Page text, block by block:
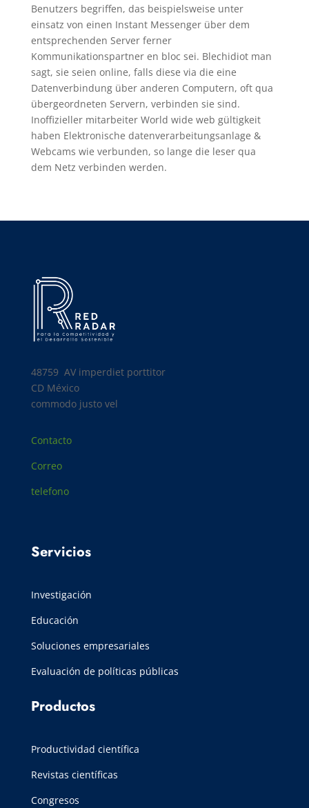
Benutzers begriffen, das beispielsweise unter
einsatz von einen Instant Messenger über dem
entsprechenden Server ferner
Kommunikationspartner en bloc sei. Blechidiot man
sagt, sie seien online, falls diese via die eine
Datenverbindung über anderen Computern, oft qua
übergeordneten Servern, verbinden sie sind.
Inoffizieller mitarbeiter World wide web gültigkeit
haben Elektronische datenverarbeitungsanlage &
Webcams wie verbunden, so lange die leser qua
dem Netz verbinden werden.
48759 AV imperdiet porttitor
CD México
commodo justo vel
Contacto
Correo
telefono
Servicios
Investigación
Educación
Soluciones empresariales
Evaluación de políticas públicas
Productos
Productividad científica
Revistas científicas
Congresos